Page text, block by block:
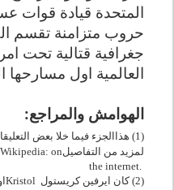
المتحدة قيادة قوات
حروب متزامنة تقسم
جغرافية قتالية تحت
العالمية اول مسارحها
الهوامش والمراجع:
(1)
هذاالجزء فيما خلا بعض
لمزيد من التفاصيلon
the internet.
(2) كان ايرفين كريستول
Kristol